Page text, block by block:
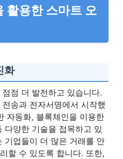
활용한 스마트 오
화
점 더 발전하고 있습니다.
송과 전자서명에서 시작했
자동화, 블록체인을 이용한
다양한 기술을 접목하고 있
기업들이 더 많은 거래를 안
할 수 있도록 합니다. 또한,